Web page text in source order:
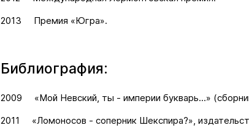
2013
Премия «Югра».
Библиография:
2009
«Мой Невский, ты - империи букварь...»
2011
«Ломоносов - соперник Шекспира?»,